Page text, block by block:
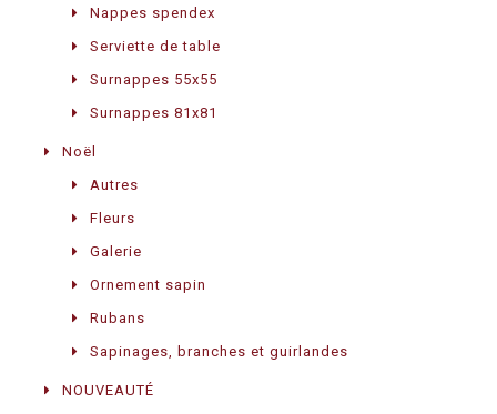
Nappes spendex
Serviette de table
Surnappes 55x55
Surnappes 81x81
Noël
Autres
Fleurs
Galerie
Ornement sapin
Rubans
Sapinages, branches et guirlandes
NOUVEAUTÉ